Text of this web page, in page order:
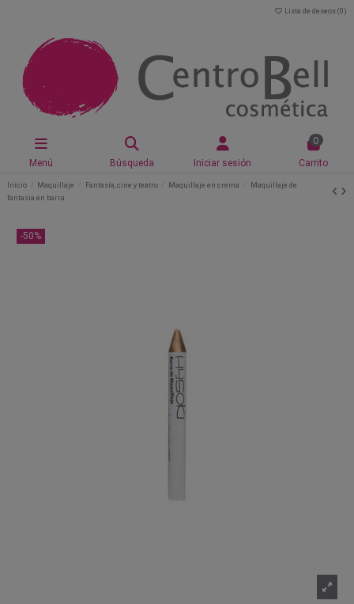
Lista de deseos (0 )
Menú Búsqueda Iniciar sesión
0
Carrito
Inicio Maquillaje Fantasía, cine y teatro Maquillaje en crema
Maquillaje de
fantasia en barra
-50%